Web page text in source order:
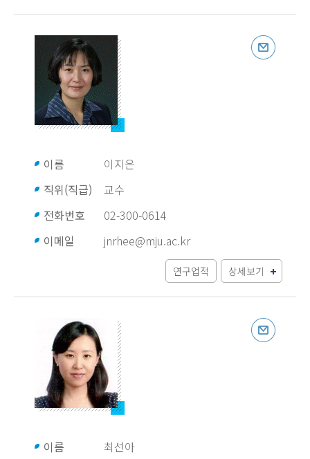
이름
이지은
직위(직급)
교수
전화번호
02-300-0614
이메일
jnrhee@mju.ac.kr
연구업적 상세보기
이름
최선아